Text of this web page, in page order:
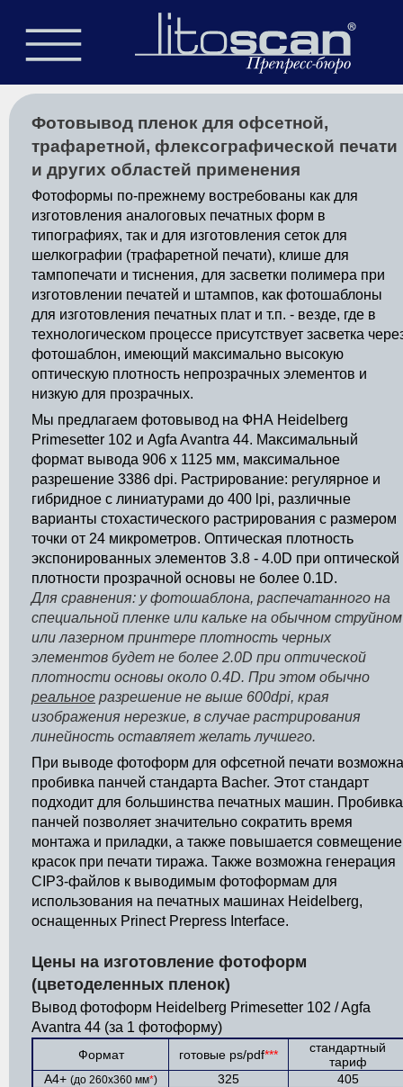
Фотовывод пленок для офсетной,
трафаретной, флексографической печати
и других областей применения
Фотоформы по-прежнему востребованы как для
изготовления аналоговых печатных форм в
типографиях, так и для изготовления сеток для
шелкографии (трафаретной печати), клише для
тампопечати и тиснения, для засветки полимера при
изготовлении печатей и штампов, как фотошаблоны
для изготовления печатных плат и т.п. - везде, где в
технологическом процессе присутствует засветка
фотошаблон, имеющий максимально высокую
оптическую плотность непрозрачных элементов и
низкую для прозрачных.
Мы предлагаем фотовывод на ФНА Heidelberg
Primesetter 102 и Agfa Avantra 44. Максимальный
формат вывода 906 х 1125 мм, максимальное
разрешение 3386 dpi. Растрирование: регулярное и
гибридное с линиатурами до 400 lpi, различные
варианты стохастического растрирования с размером
точки от 24 микрометров. Оптическая плотность
экспонированных элементов 3.8 - 4.0D при оптической
плотности прозрачной основы не более 0.1D.
Для сравнения: у фотошаблона, распечатанного на
специальной пленке или кальке на обычном струйном
или лазерном принтере плотность черных
элементов будет не более 2.0D при оптической
плотности основы около 0.4D. При этом обычно
реальное разрешение не выше 600dpi, края
изображения нерезкие, в случае растрирования
линейность оставляет желать лучшего.
При выводе фотоформ для офсетной печати возможна
пробивка панчей стандарта Bacher. Этот стандарт
подходит для большинства печатных машин. Пробивка
панчей позволяет значительно сократить время
монтажа и приладки, а также повышается совмещение
красок при печати тиража. Также возможна генерация
CIP3-файлов к выводимым фотоформам для
использования на печатных машинах Heidelberg,
оснащенных Prinect Prepress Interface.
Цены на изготовление фотоформ
(цветоделенных пленок)
Вывод фотоформ Heidelberg Primesetter 102 / Agfa
Avantra 44 (за 1 фотоформу)
Формат готовые ps/pdf***
стандартный
тариф
A4+ (до 260х360 мм*) 325
405